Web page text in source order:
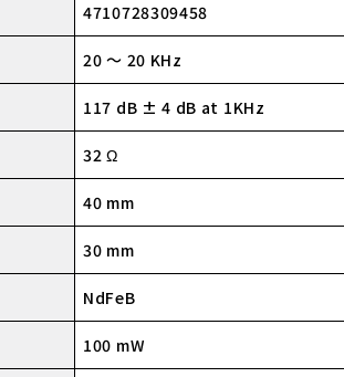
4710728309458
20 ～ 20 KHz
117 dB ± 4 dB at 1KHz
32 Ω
40 mm
30 mm
NdFeB
100 mW